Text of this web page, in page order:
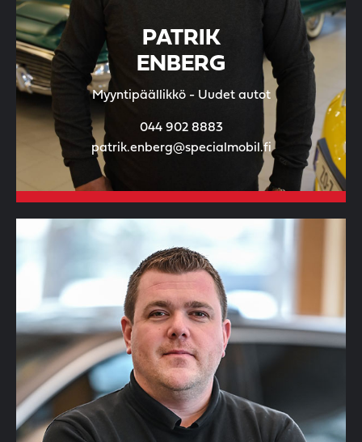
PATRIK
ENBERG
Myyntipäällikkö - Uudet autot
044 902 8883
patrik.enberg@specialmobil.fi